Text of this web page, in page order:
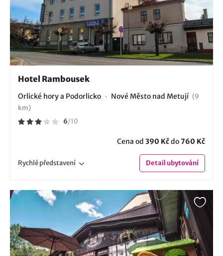
Hotel Rambousek
Orlické hory a Podorlicko Nové Město nad Metují (9
km)
6/10
Cena od 390 Kčdo760 Kč
Rychlépředstavení Detailubytování